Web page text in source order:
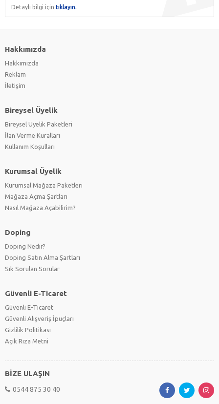
Detaylı bilgi için tıklayın.
Hakkımızda
Hakkımızda
Reklam
İletişim
Bireysel Üyelik
Bireysel Üyelik Paketleri
İlan Verme Kuralları
Kullanım Koşulları
Kurumsal Üyelik
Kurumsal Mağaza Paketleri
Mağaza Açma Şartları
Nasıl Mağaza Açabilirim?
Doping
Doping Nedir?
Doping Satın Alma Şartları
Sık Sorulan Sorular
Güvenli E-Ticaret
Güvenli E-Ticaret
Güvenli Alışveriş İpuçları
Gizlilik Politikası
Açık Rıza Metni
BİZE ULAŞIN
0544 875 30 40